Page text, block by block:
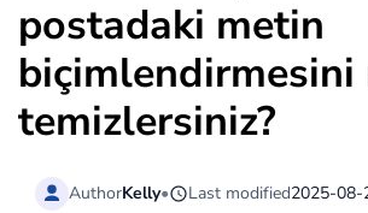
postadaki metin
biçimlendirmesini
temizlersiniz?
AuthorKelly• Last modified2025-08-